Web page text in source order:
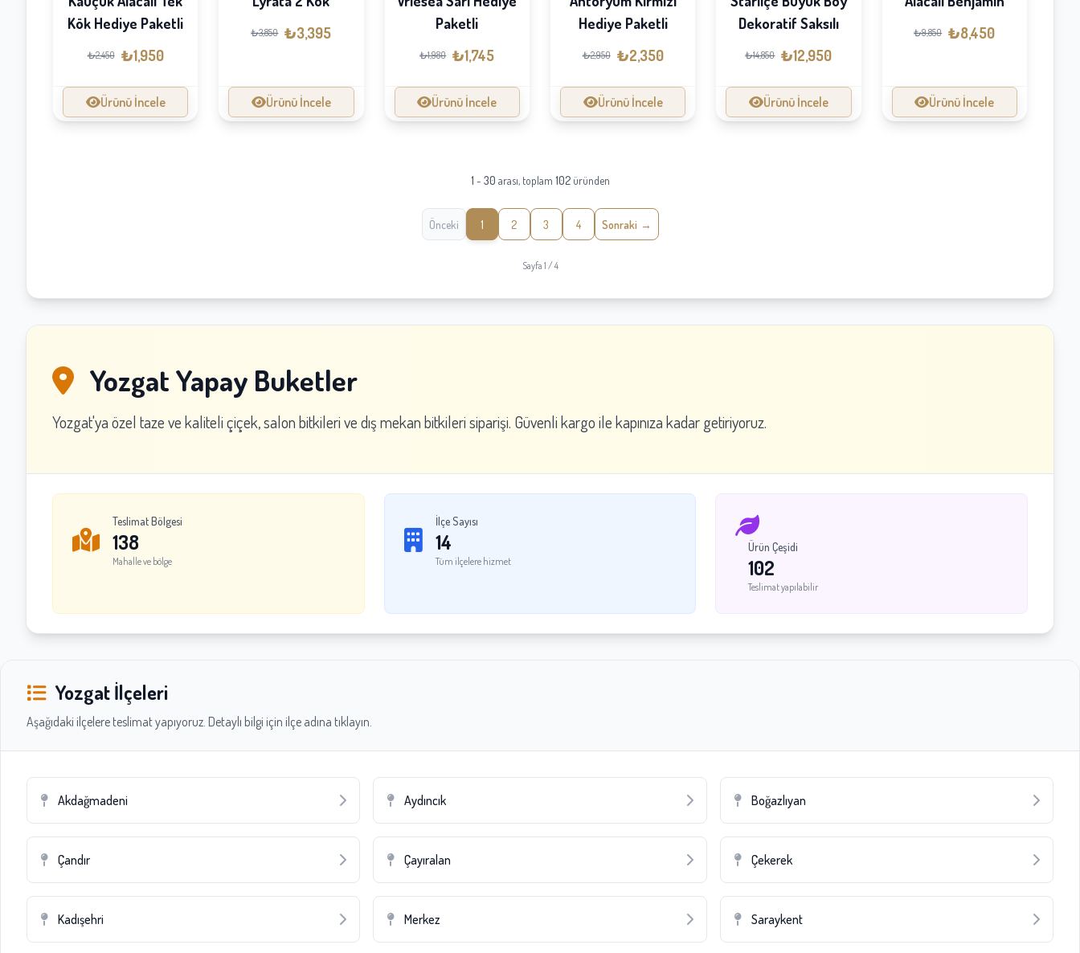
Kök Hediye Paketli
₺2,450 ₺1,950
Ürünü İncele
₺3,850 ₺3,395
Ürünü İncele
Paketli
₺1,980 ₺1,745
Ürünü İncele
Hediye Paketli
₺2,950 ₺2,350
Ürünü İncele
Dekoratif Saksılı
₺14,850 ₺12,950
Ürünü İncele
₺9,850 ₺8,450
Ürünü İncele
1 - 30 arası, toplam 102üründen
Önceki 1 2 3 4 Sonraki
Sayfa 1 / 4
Yozgat Yapay Buketler
Yozgat'ya özel taze ve kaliteli çiçek, salon bitkileri ve dış mekan bitkileri siparişi. Güvenli kargo ile kapınıza kadar getiriyoruz.
Teslimat Bölgesi
138
Mahalle ve bölge
İlçe Sayısı
14
Tüm ilçelere hizmet
Ürün Çeşidi
102
Teslimat yapılabilir
Yozgat İlçeleri
Aşağıdaki ilçelere teslimat yapıyoruz. Detaylı bilgi için ilçe adına tıklayın.
Akdağmadeni Aydıncık Boğazlıyan
Çandır Çayıralan Çekerek
Kadışehri Merkez Saraykent